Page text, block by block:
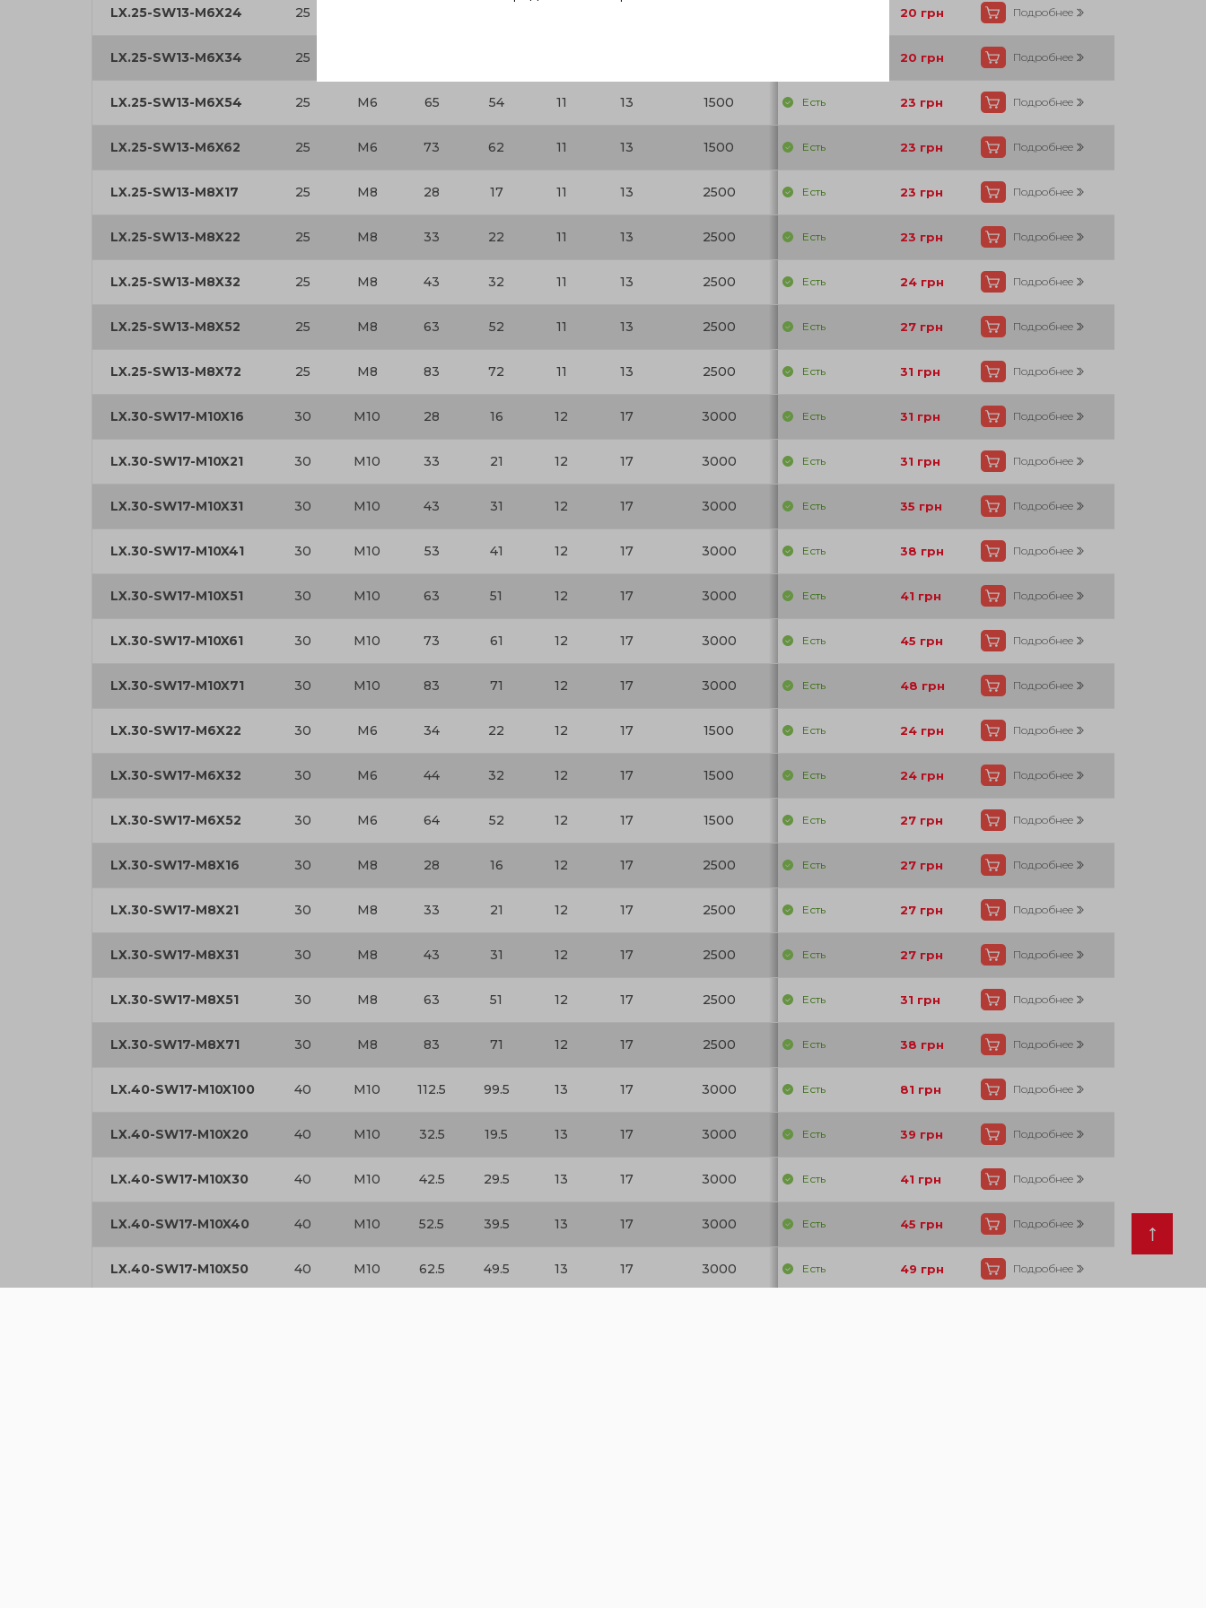
LX.25-SW13-M6X24 25 20 грн Подробнее
LX.25-SW13-M6X34 25 20 грн Подробнее
LX.25-SW13-M6X54 25 M6 65 54 11 13 1500 Есть 23 грн Подробнее
LX.25-SW13-M6X62 25 M6 73 62 11 13 1500 Есть 23 грн Подробнее
LX.25-SW13-M8X17 25 M8 28 17 11 13 2500 Есть 23 грн Подробнее
LX.25-SW13-M8X22 25 M8 33 22 11 13 2500 Есть 23 грн Подробнее
LX.25-SW13-M8X32 25 M8 43 32 11 13 2500 Есть 24 грн Подробнее
LX.25-SW13-M8X52 25 M8 63 52 11 13 2500 Есть 27 грн Подробнее
LX.25-SW13-M8X72 25 M8 83 72 11 13 2500 Есть 31 грн Подробнее
LX.30-SW17-M10X16 30 M10 28 16 12 17 3000 Есть 31 грн Подробнее
LX.30-SW17-M10X21 30 M10 33 21 12 17 3000 Есть 31 грн Подробнее
LX.30-SW17-M10X31 30 M10 43 31 12 17 3000 Есть 35 грн Подробнее
LX.30-SW17-M10X41 30 M10 53 41 12 17 3000 Есть 38 грн Подробнее
LX.30-SW17-M10X51 30 M10 63 51 12 17 3000 Есть 41 грн Подробнее
LX.30-SW17-M10X61 30 M10 73 61 12 17 3000 Есть 45 грн Подробнее
LX.30-SW17-M10X71 30 M10 83 71 12 17 3000 Есть 48 грн Подробнее
LX.30-SW17-M6X22 30 M6 34 22 12 17 1500 Есть 24 грн Подробнее
LX.30-SW17-M6X32 30 M6 44 32 12 17 1500 Есть 24 грн Подробнее
LX.30-SW17-M6X52 30 M6 64 52 12 17 1500 Есть 27 грн Подробнее
LX.30-SW17-M8X16 30 M8 28 16 12 17 2500 Есть 27 грн Подробнее
LX.30-SW17-M8X21 30 M8 33 21 12 17 2500 Есть 27 грн Подробнее
LX.30-SW17-M8X31 30 M8 43 31 12 17 2500 Есть 27 грн Подробнее
LX.30-SW17-M8X51 30 M8 63 51 12 17 2500 Есть 31 грн Подробнее
LX.30-SW17-M8X71 30 M8 83 71 12 17 2500 Есть 38 грн Подробнее
LX.40-SW17-M10X100 40 M10 112.5 99.5 13 17 3000 Есть 81 грн Подробнее
LX.40-SW17-M10X20 40 M10 32.5 19.5 13 17 3000 Есть 39 грн Подробнее
LX.40-SW17-M10X30 40 M10 42.5 29.5 13 17 3000 Есть 41 грн Подробнее
LX.40-SW17-M10X40 40 M10 52.5 39.5 13 17 3000 Есть 45 грн Подробнее
LX.40-SW17-M10X50 40 M10 62.5 49.5 13 17 3000 Есть 49 грн Подробнее